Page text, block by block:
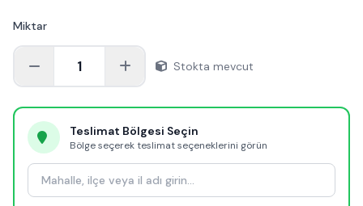
Miktar
1 Stokta mevcut
Teslimat Bölgesi Seçin
Bölge seçerek teslimat seçeneklerini görün